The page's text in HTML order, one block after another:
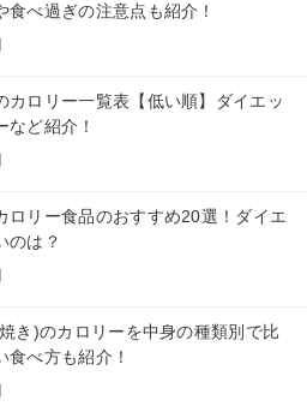
食べ過ぎの注意点も紹介！
カロリー一覧表【低い順】ダイエッ
など紹介！
ロリー食品のおすすめ20選！ダイエ
のは？
き)のカロリーを中身の種類別で比
食べ方も紹介！